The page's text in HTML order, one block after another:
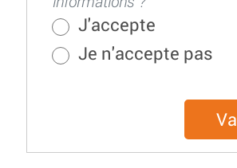
J'accepte
Je n'accepte pas